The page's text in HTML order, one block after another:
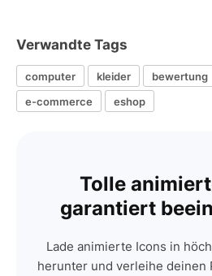
Verwandte Tags
computer kleider bewertung
e-commerce
eshop
Tolle
garantiert
Lade animierte Icons in
herunter und verleihe deinen